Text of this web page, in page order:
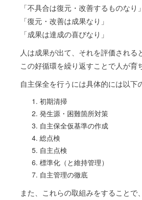
「不具合は復元・改善するものなり」
「復元・改善は成果なり」
「成果は達成の喜びなり」
人は成果が出て、それを評価される
この好循環を繰り返すことで人が育
自主保全を行うには具体的には以下
初期清掃
発生源・困難箇所対策
自主保全仮基準の作成
総点検
自主点検
標準化（と維持管理）
自主管理の徹底
また、これらの取組みをすることで